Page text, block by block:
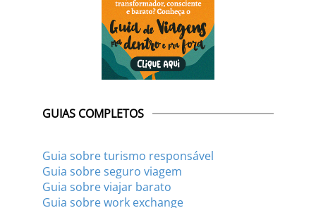
GUIAS COMPLETOS
Guia sobre turismo responsável
Guia sobre seguro viagem
Guia sobre viajar barato
Guia sobre work exchange